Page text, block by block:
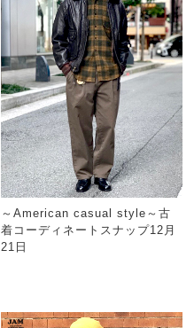
～American casual style～古
着コーディネートスナップ12月
21日